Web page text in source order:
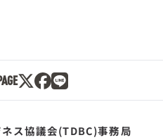
ス協議会(TDBC)事務局